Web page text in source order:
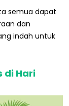
semua dapat
dan
indah untuk
di Hari